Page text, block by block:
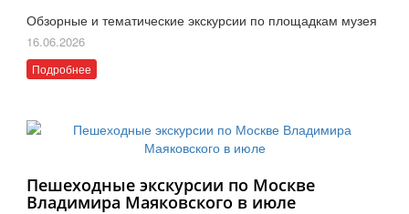
Обзорные и тематические экскурсии по площадкам музея
16.06.2026
Подробнее
Пешеходные экскурсии по Москве
Владимира Маяковского в июле